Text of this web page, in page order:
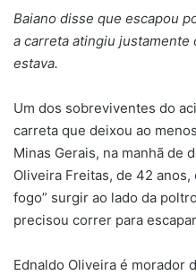
Baiano disse que escapou
a carreta atingiu justamente
estava.
Um dos sobreviventes do
carreta que deixou ao
Minas Gerais, na manhã de
Oliveira Freitas, de 42
fogo” surgir ao lado da
precisou correr para
Ednaldo Oliveira é morador